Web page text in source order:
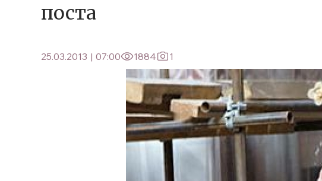
поста
25.03.2013 | 07:00 1884 1